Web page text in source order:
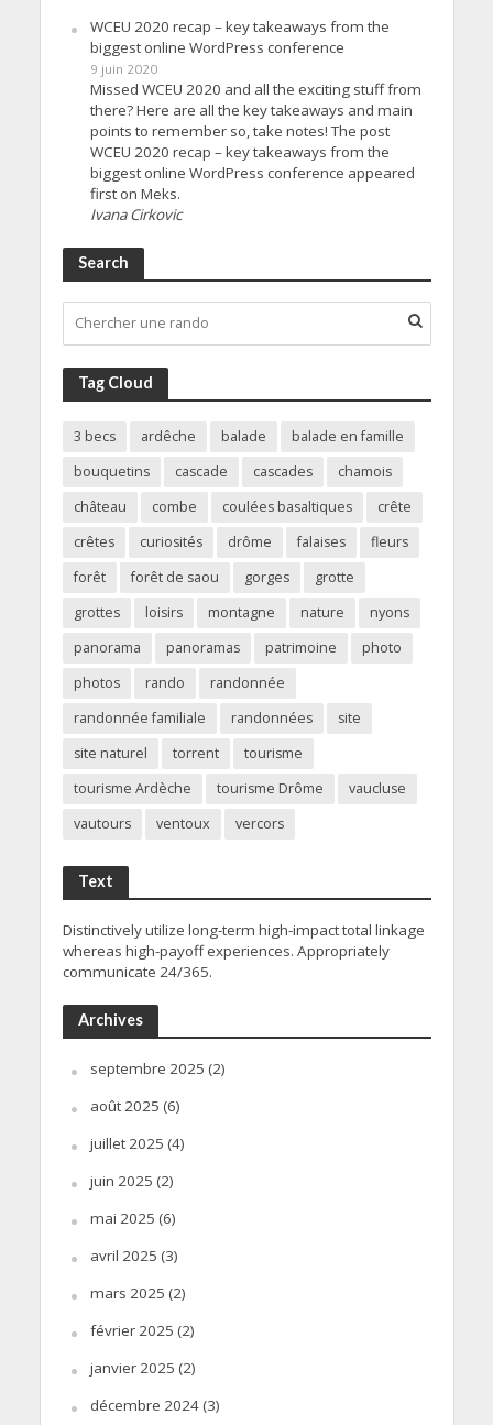
WCEU 2020 recap – key takeaways from the
biggest online WordPress conference
9 juin 2020
Missed WCEU 2020 and all the exciting stuff from
there? Here are all the key takeaways and main
points to remember so, take notes! The post
WCEU 2020 recap – key takeaways from the
biggest online WordPress conference appeared
first on Meks.
Ivana Cirkovic
Search
Tag Cloud
3 becs ardêche balade
balade en famille
bouquetins
cascade cascades
chamois
château
combe coulées basaltiques
crête
crêtes
curiosités drôme falaises
fleurs
forêt
forêt de saou gorges
grotte
grottes
loisirs montagne nature
nyons
panorama
panoramas patrimoine
photo
photos
rando
randonnée
randonnée familiale
randonnées
site
site naturel
torrent
tourisme
tourisme Ardèche
tourisme Drôme
vaucluse
vautours
ventoux vercors
Text
Distinctively utilize long-term high-impact total linkage
whereas high-payoff experiences. Appropriately
communicate 24/365.
Archives
septembre 2025 (2)
août 2025 (6)
juillet 2025 (4)
juin 2025 (2)
mai 2025 (6)
avril 2025 (3)
mars 2025 (2)
février 2025 (2)
janvier 2025 (2)
décembre 2024(3)